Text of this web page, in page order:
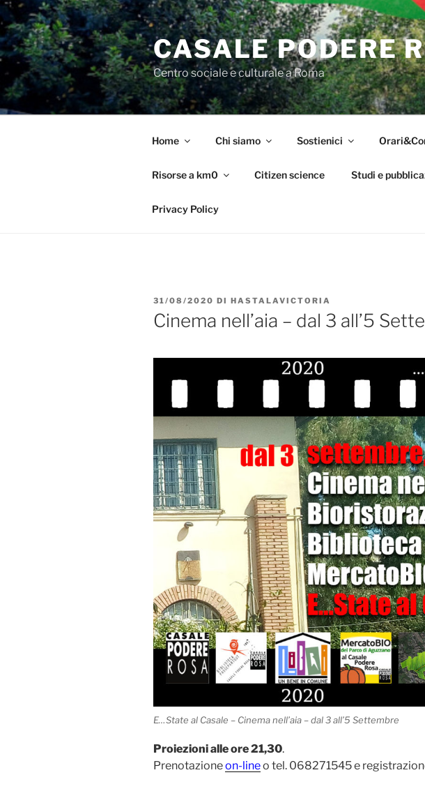
Salta
al
contenuto
CASALE PODERE
Centro sociale e culturale a Roma
Home Chi siamo Sostienici
Risorse a km0 Citizen science Studi e
Privacy Policy
PUBBLICATO
IL
31/08/2020 DI HASTALAVICTORIA
Cinema nell’aia – dal 3 all’5
E…State al Casale – Cinema nell’aia – dal 3 all’5 Settembre
Proiezioni alle ore 21,30.
Prenotazioneon-lineo tel. 068271545 e